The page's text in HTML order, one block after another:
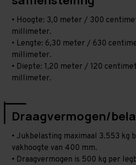
• Hoogte: 3,0 meter / 300
millimeter.
• Lengte: 6,30 meter / 630
millimeter.
• Diepte: 1,20 meter / 120
millimeter.
Draagvermogen/
• Jukbelasting maximaal 3.553 kg
vakhoogte van 400 mm.
• Draagvermogen is 500 kg per